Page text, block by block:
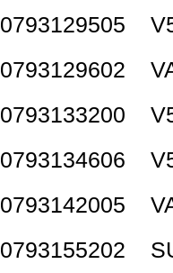
0793129505
0793129602
0793133200
0793134606
0793142005
0793155202